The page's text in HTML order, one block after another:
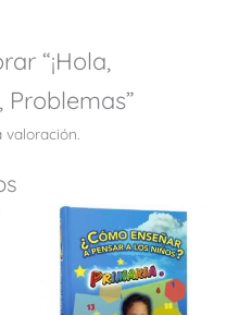
“¡Hola,
Problemas”
valoración.